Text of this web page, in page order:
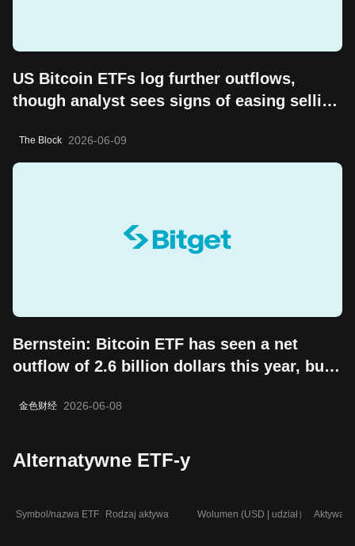
US Bitcoin ETFs log further outflows,
though analyst sees signs of easing selling
The Block 2026-06-09
Bernstein: Bitcoin ETF has seen a net
outflow of 2.6 billion dollars this year, but
long-term value storage attribute
金色财经 2026-06-08
Alternatywne ETF-y
Symbol/nazwa ETF Rodzaj aktywa Wolumen (USD | udział） Aktywa